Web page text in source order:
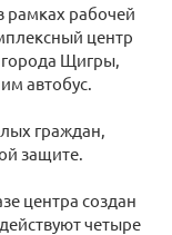
рамках рабочей
центр
города Щигры,
автобус.
граждан,
защите.
центра создан
четыре